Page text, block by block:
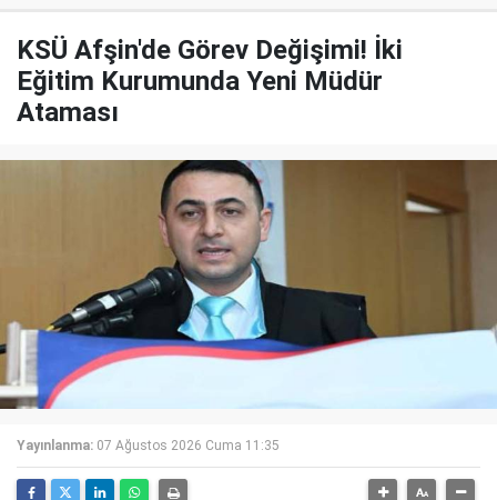
KSÜ Afşin'de Görev Değişimi! İki
Eğitim Kurumunda Yeni Müdür
Ataması
Yayınlanma: 07 Ağustos 2026 Cuma 11:35